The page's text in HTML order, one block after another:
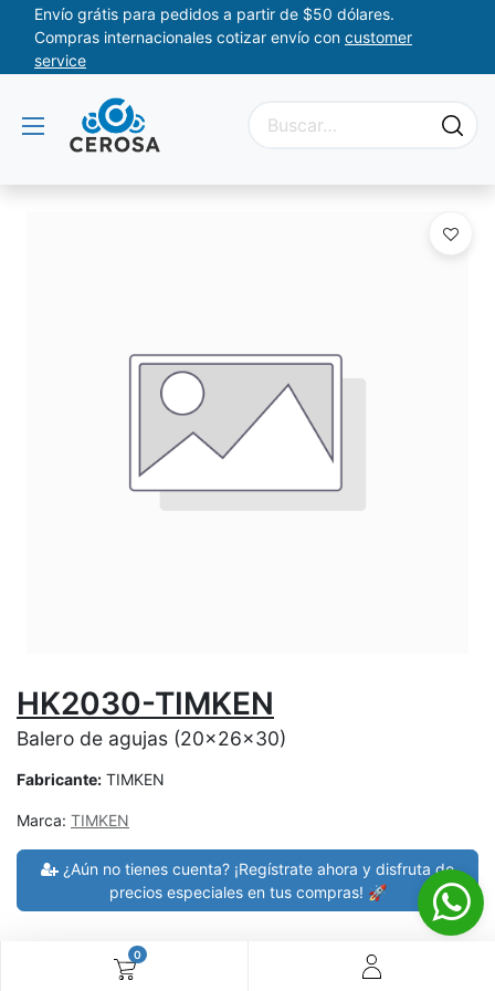
0
Envío grátis para pedidos a partir de $50 dólares.
Compras internacionales cotizar envío con customer
service
HK2030-TIMKEN
Balero de agujas (20x26x30)
Fabricante: TIMKEN
Marca: TIMKEN
¿Aún no tienes cuenta? ¡Regístrate ahora y disfruta de
precios especiales en tus compras! 🚀
30 días de devolución